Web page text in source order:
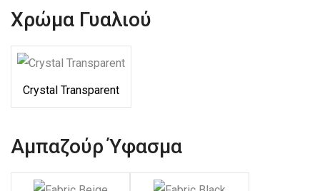
Χρώμα Γυαλιού
Crystal Transparent
Αμπαζούρ Ύφασμα